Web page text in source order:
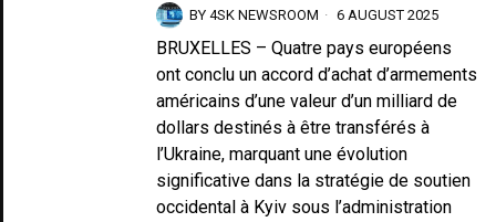
BY 4SK NEWSROOM 6 AUGUST 2025
BRUXELLES – Quatre pays européens
ont conclu un accord d’achat d’armements
américains d’une valeur d’un milliard de
dollars destinés à être transférés à
l’Ukraine, marquant une évolution
significative dans la stratégie de soutien
occidental à Kyiv sous l’administration